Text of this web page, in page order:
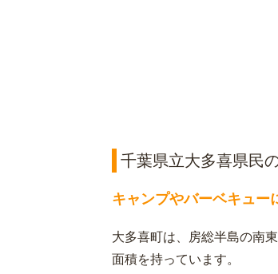
千葉県立大多喜県民
キャンプやバーベキュー
大多喜町は、房総半島の南
面積を持っています。